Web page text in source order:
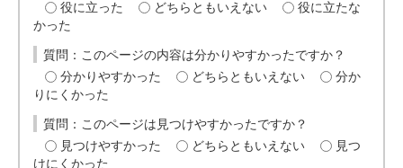
役に立った
どちらともいえない
役に立たな
かった
質問：このページの内容は分かりやすかったですか？
分かりやすかった
どちらともいえない
分か
りにくかった
質問：このページは見つけやすかったですか？
見つけやすかった
どちらともいえない
見つ
けにくかった